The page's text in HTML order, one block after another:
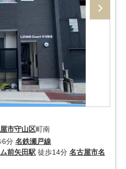
市守山区町南
6分 名鉄瀬戸線
前矢田駅 徒歩14分 名古屋市名